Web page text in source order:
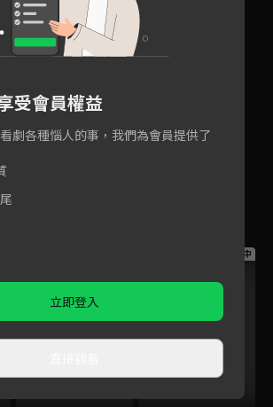
專為初階學習者設計！
生活化主題+看動畫輕鬆
跟播中
受會員權益
劇各種惱人的事，我們為會員提供了
立即登入